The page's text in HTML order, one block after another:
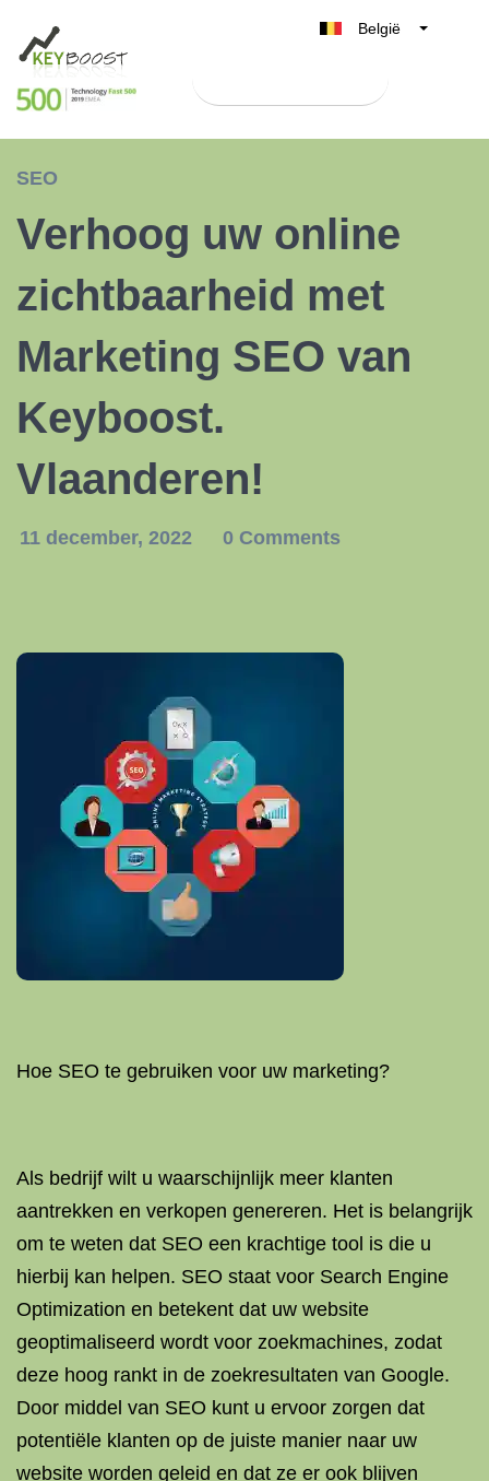
België
Nederland
España
SEO
Verhoog uw online
zichtbaarheid met
Marketing SEO van
Keyboost.
Vlaanderen!
11 december, 2022 0 Comments
Hoe SEO te gebruiken voor uw marketing?
Als bedrijf wilt u waarschijnlijk meer klanten
aantrekken en verkopen genereren. Het is belangrijk
om te weten dat SEO een krachtige tool is die u
hierbij kan helpen. SEO staat voor Search Engine
Optimization en betekent dat uw website
geoptimaliseerd wordt voor zoekmachines, zodat
deze hoog rankt in de zoekresultaten van Google.
Door middel van SEO kunt u ervoor zorgen dat
potentiële klanten op de juiste manier naar uw
website worden geleid en dat ze er ook blijven